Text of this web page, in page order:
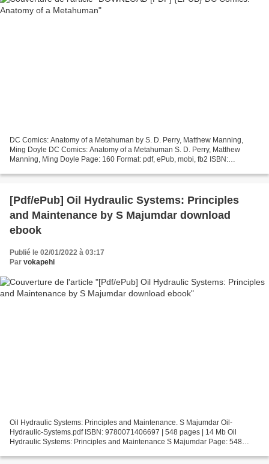
DC Comics: Anatomy of a Metahuman by S. D. Perry, Matthew Manning,
Ming Doyle DC Comics: Anatomy of a Metahuman S. D. Perry, Matthew
Manning, Ming Doyle Page: 160 Format: pdf, ePub, mobi, fb2 ISBN:
[Pdf/ePub] Oil Hydraulic Systems: Principles
and Maintenance by S Majumdar download
ebook
Publié le 02/01/2022 à 03:17
Par vokapehi
Oil Hydraulic Systems: Principles and Maintenance. S Majumdar Oil-
Hydraulic-Systems.pdf ISBN: 9780071406697 | 548 pages | 14 Mb Oil
Hydraulic Systems: Principles and Maintenance S Majumdar Page: 548